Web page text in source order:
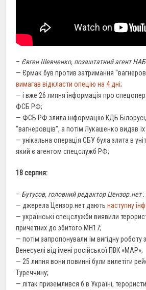
– Євген Шевченко, позаштатний агент
— Єрмак був против затримання
вимагав відкласти опецію на 4 дні;
— і вже 26 липня інформація про
ФСБ РФ;
— ФСБ РФ злила інформацію КДБ Білорусі,
“вагнеровців”, а потім Лукашенко видав
— унікальна операція СБУ була злита в
який є агентом спецслужб РФ;
18 серпня:
– Бутусов, головний редактор Цензор.нет:
— джерела Цензор.нет даютьнаступну
— українські спецслужби виявили
причетних до збитого МН17;
— потім запропонували їм вигідну
Венесуелі від імені російської ПВК «МАР»;
— 25 липня вони повинні були вилетіти
Туреччину;
— літак приземлився б в Україні,